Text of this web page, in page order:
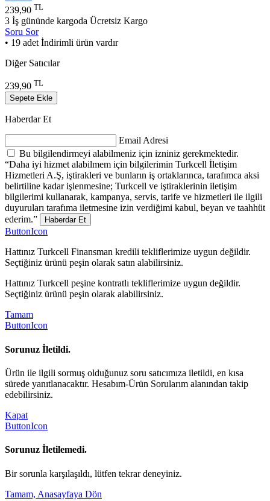
239,90 TL
3 İş gününde kargoda Ücretsiz Kargo
Soru Sor
• 19 adet İndirimli ürün vardır
Diğer Satıcılar
239,90 TL
Sepete Ekle
Haberdar Et
Email Adresi
Bu bilgilendirmeyi alabilmeniz için izniniz gerekmektedir.
“Daha iyi hizmet alabilmem için bilgilerimin Turkcell İletişim
Hizmetleri A.Ş, iştirakleri ve bunların iş ortaklarınca, tarafımca aksi
belirtiline kadar işlenmesine; Turkcell ve iştiraklerinin iletişim
bilgilerimi kullanarak, kampanya, servis, tarife ve hizmetleri ile ilgili
duyuruları tarafıma iletmesine izin verdiğimi kabul, beyan ve taahhüt
ederim.”
Haberdar Et
ButtonIcon
Hattınız Turkcell Finansman kredili tekliflerimize uygun değildir.
Seçtiğiniz ürünü peşin olarak satın alabilirsiniz.
Hattınız Turkcell peşine kontratlı tekliflerimize uygun değildir.
Seçtiğiniz ürünü peşin olarak alabilirsiniz.
Tamam
ButtonIcon
Sorunuz İletildi.
Ürün ile ilgili sormuş olduğunuz soru satıcımıza iletildi, en kısa
sürede yanıtlanacaktır. Hesabım-Ürün Sorularım alanından takip
edebilirsiniz.
Kapat
ButtonIcon
Sorunuz İletilemedi.
Bir sorunla karşılaşıldı, lütfen tekrar deneyiniz.
Tamam, Anasayfaya Dön